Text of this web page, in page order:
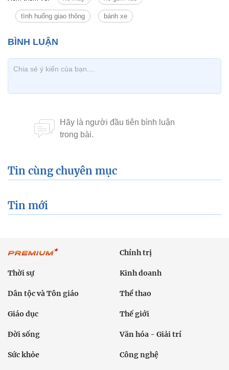
tình huống giao thông bánh xe
Tin cùng chuyên mục
Tin mới
Chính trị
Thời sự Kinh doanh
Dân tộc và Tôn giáo Thể thao
Giáo dục Thế giới
Đời sống Văn hóa - Giải trí
Sức khỏe Công nghệ